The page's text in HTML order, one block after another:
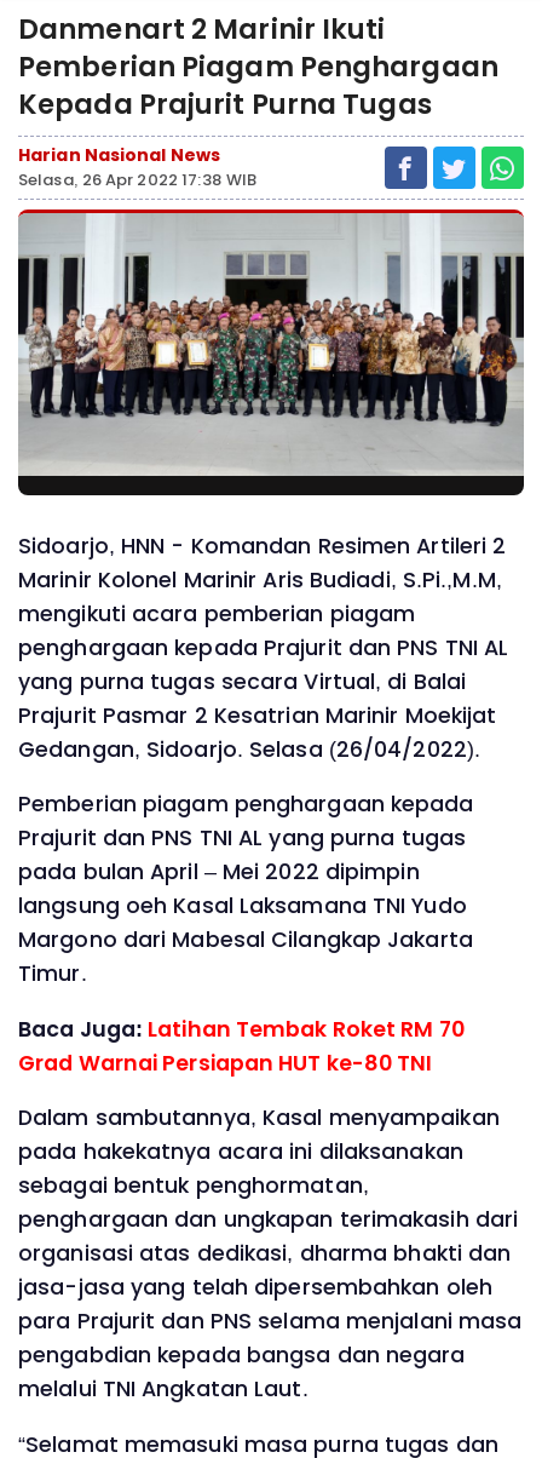
Danmenart 2 Marinir Ikuti
Pemberian Piagam Penghargaan
Kepada Prajurit Purna Tugas
Harian Nasional News
Selasa, 26 Apr 2022 17:38 WIB
Sidoarjo, HNN - Komandan Resimen Artileri 2
Marinir Kolonel Marinir Aris Budiadi, S.Pi.,M.M,
mengikuti acara pemberian piagam
penghargaan kepada Prajurit dan PNS TNI AL
yang purna tugas secara Virtual, di Balai
Prajurit Pasmar 2 Kesatrian Marinir Moekijat
Gedangan, Sidoarjo. Selasa (26/04/2022).
Pemberian piagam penghargaan kepada
Prajurit dan PNS TNI AL yang purna tugas
pada bulan April – Mei 2022 dipimpin
langsung oeh Kasal Laksamana TNI Yudo
Margono dari Mabesal Cilangkap Jakarta
Timur.
Baca Juga: Latihan Tembak Roket RM 70
Grad Warnai Persiapan HUT ke-80 TNI
Dalam sambutannya, Kasal menyampaikan
pada hakekatnya acara ini dilaksanakan
sebagai bentuk penghormatan,
penghargaan dan ungkapan terimakasih dari
organisasi atas dedikasi, dharma bhakti dan
jasa-jasa yang telah dipersembahkan oleh
para Prajurit dan PNS selama menjalani masa
pengabdian kepada bangsa dan negara
melalui TNI Angkatan Laut.
“Selamat memasuki masa purna tugas dan